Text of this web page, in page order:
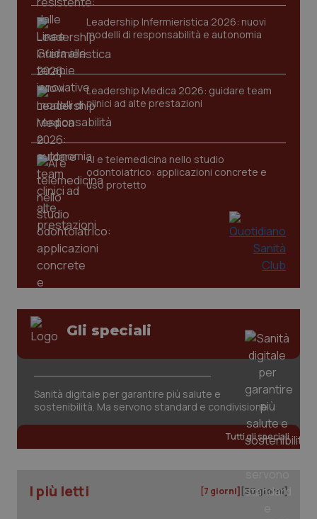
Leadership Infermieristica 2026: nuovi
modelli di responsabilità e autonomia
Leadership Medica 2026: guidare team
clinici ad alte prestazioni
AI e telemedicina nello studio
odontoiatrico: applicazioni concrete e
uso protetto
Gli speciali
Sanità digitale per garantire più salute e
sostenibilità. Ma servono standard e condivisione
Tutti gli speciali
I più letti [7 giorni] [30 giorni]
CookieScriptConsent
CookieScript
www.quotidianosanita.it
tracking-sites-ironfish-
tracking-enable
tracking-sites-ironfish-
www.quotidianosanita.it
2
.quotidianosanita.it
mese